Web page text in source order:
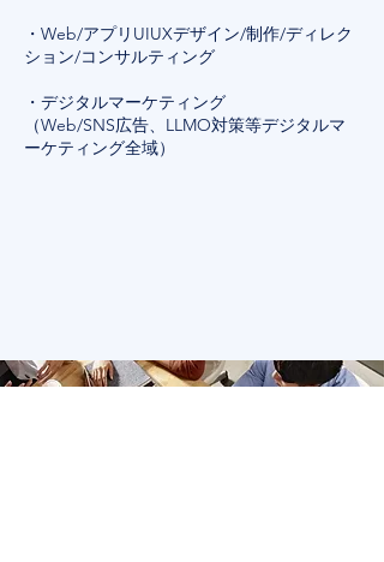
・Web/アプリUIUXデザイン/制作/ディレク
ション/コンサルティング
・デジタルマーケティング
（Web/SNS広告、LLMO対策等デジタルマ
ーケティング全域）